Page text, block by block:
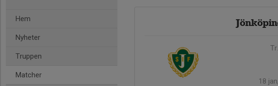
Hem
Nyheter
Truppen
Matcher
18